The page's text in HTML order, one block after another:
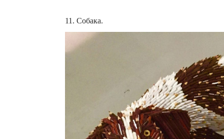
11. Собака.